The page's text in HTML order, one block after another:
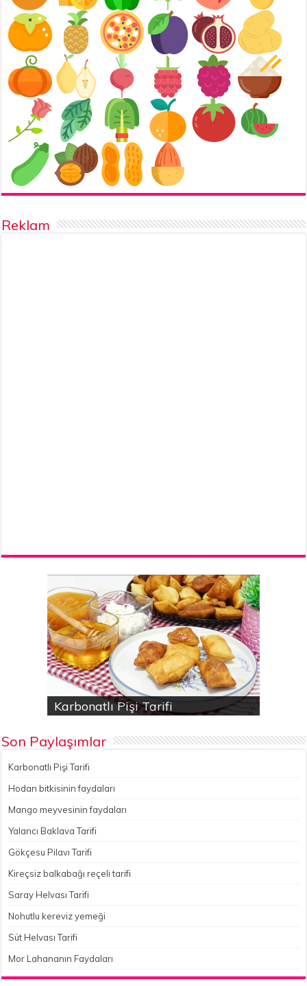
Reklam
Karbonatlı Pişi Tarifi
Hodan bitkisinin faydaları
Yalancı Baklava Tarifi
Gökçesu Pilavı Tarifi
Nohutlu kereviz yemeği
Son Paylaşımlar
Karbonatlı Pişi Tarifi
Hodan bitkisinin faydaları
Mango meyvesinin faydaları
Yalancı Baklava Tarifi
Gökçesu Pilavı Tarifi
Kireçsiz balkabağı reçeli tarifi
Saray Helvası Tarifi
Nohutlu kereviz yemeği
Süt Helvası Tarifi
Mor Lahananın Faydaları